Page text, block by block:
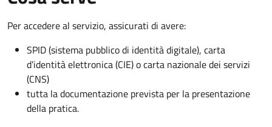
Per accedere al servizio, assicurati di avere:
SPID (sistema pubblico di identità digitale), carta
d’identità elettronica (CIE) o carta nazionale dei servizi
(CNS)
tutta la documentazione prevista per la presentazione
della pratica.